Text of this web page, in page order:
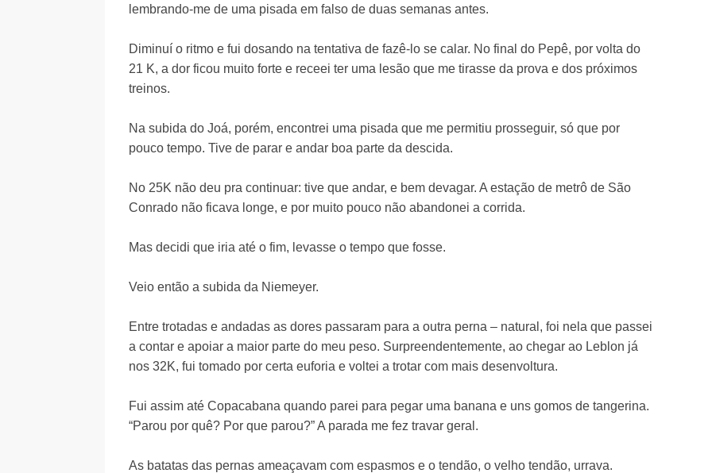
lembrando-me de uma pisada em falso de duas semanas antes.
Diminuí o ritmo e fui dosando na tentativa de fazê-lo se calar. No final do Pepê, por volta do
21 K, a dor ficou muito forte e receei ter uma lesão que me tirasse da prova e dos próximos
treinos.
Na subida do Joá, porém, encontrei uma pisada que me permitiu prosseguir, só que por
pouco tempo. Tive de parar e andar boa parte da descida.
No 25K não deu pra continuar: tive que andar, e bem devagar. A estação de metrô de São
Conrado não ficava longe, e por muito pouco não abandonei a corrida.
Mas decidi que iria até o fim, levasse o tempo que fosse.
Veio então a subida da Niemeyer.
Entre trotadas e andadas as dores passaram para a outra perna – natural, foi nela que passei
a contar e apoiar a maior parte do meu peso. Surpreendentemente, ao chegar ao Leblon já
nos 32K, fui tomado por certa euforia e voltei a trotar com mais desenvoltura.
Fui assim até Copacabana quando parei para pegar uma banana e uns gomos de tangerina.
“Parou por quê? Por que parou?” A parada me fez travar geral.
As batatas das pernas ameaçavam com espasmos e o tendão, o velho tendão, urrava.